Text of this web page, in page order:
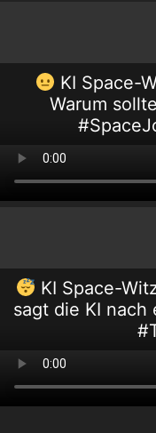
KI Space-
Warum
KI Space-
sagt die KI